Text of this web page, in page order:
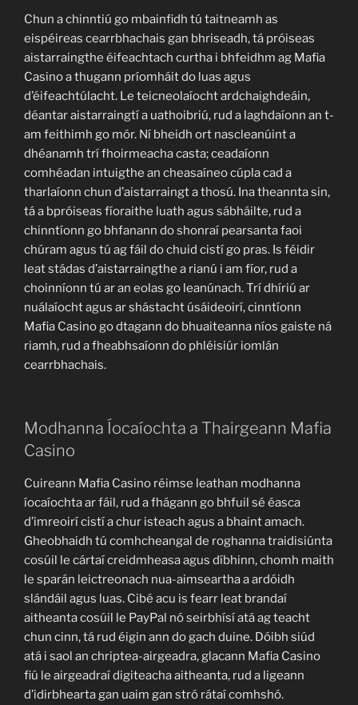
Chun a chinntiú go mbainfidh tú taitneamh as
eispéireas cearrbhachais gan bhriseadh, tá próiseas
aistarraingthe éifeachtach curtha i bhfeidhm ag Mafia
Casino a thugann príomháit do luas agus
d’éifeachtúlacht. Le teicneolaíocht ardchaighdeáin,
déantar aistarraingtí a uathoibriú, rud a laghdaíonn an t-
am feithimh go mór. Ní bheidh ort nascleanúint a
dhéanamh trí fhoirmeacha casta; ceadaíonn
comhéadan intuigthe an cheasaíneo cúpla cad a
tharlaíonn chun d’aistarraingt a thosú. Ina theannta sin,
tá a bpróiseas fíoraithe luath agus sábháilte, rud a
chinntíonn go bhfanann do shonraí pearsanta faoi
chúram agus tú ag fáil do chuid cistí go pras. Is féidir
leat stádas d’aistarraingthe a rianú i am fíor, rud a
choinníonn tú ar an eolas go leanúnach. Trí dhíriú ar
nuálaíocht agus ar shástacht úsáideoirí, cinntíonn
Mafia Casino go dtagann do bhuaiteanna níos gaiste ná
riamh, rud a fheabhsaíonn do phléisiúr iomlán
cearrbhachais.
Modhanna Íocaíochta a Thairgeann Mafia
Casino
Cuireann Mafia Casino réimse leathan modhanna
íocaíochta ar fáil, rud a fhágann go bhfuil sé éasca
d’imreoirí cistí a chur isteach agus a bhaint amach.
Gheobhaidh tú comhcheangal de roghanna traidisiúnta
cosúil le cártaí creidmheasa agus díbhinn, chomh maith
le sparán leictreonach nua-aimseartha a ardóidh
slándáil agus luas. Cibé acu is fearr leat brandaí
aitheanta cosúil le PayPal nó seirbhísí atá ag teacht
chun cinn, tá rud éigin ann do gach duine. Dóibh siúd
atá i saol an chriptea-airgeadra, glacann Mafia Casino
fiú le airgeadraí digiteacha aitheanta, rud a ligeann
d’idirbhearta gan uaim gan stró rátaí comhshó.